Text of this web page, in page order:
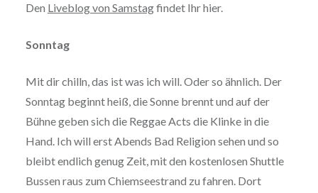
Den Liveblog von Samstagfindet Ihr hier.
Sonntag
Mit dir chilln, das ist was ich will. Oder so ähnlich. Der
Sonntag beginnt heiß, die Sonne brennt und auf der
Bühne geben sich die Reggae Acts die Klinke in die
Hand. Ich will erst Abends Bad Religion sehen und so
bleibt endlich genug Zeit, mit den kostenlosen Shuttle
Bussen raus zum Chiemseestrand zu fahren. Dort